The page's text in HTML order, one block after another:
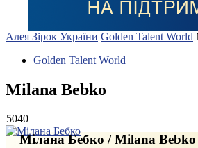
Алея Зірок України Golden Talent World
Golden Talent World
Milana Bebko
5040
Мілана Бебко / Milana Bebko